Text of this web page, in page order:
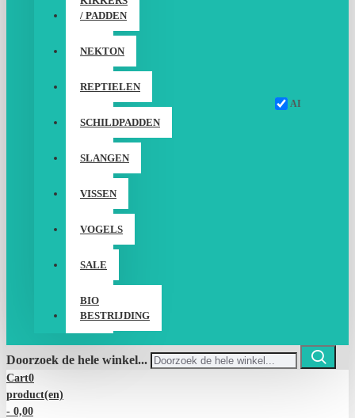
/ PADDEN
NEKTON
REPTIELEN
SCHILDPADDEN
SLANGEN
VISSEN
VOGELS
SALE
BIO
BESTRIJDING
Doorzoek de hele winkel...
AI
Cart0
product(en)
- 0,00